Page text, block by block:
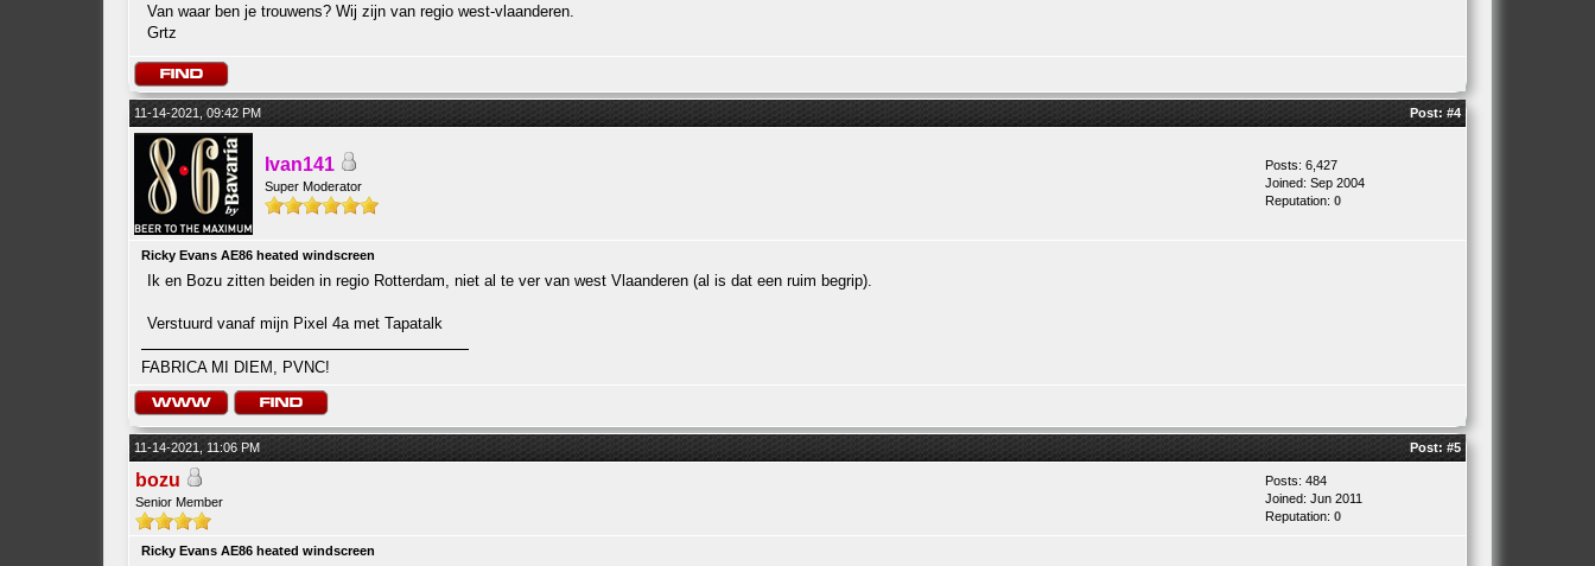
Van waar ben je trouwens? Wij zijn van regio west-vlaanderen.
Grtz
11-14-2021, 09:42 PM Post: #4
Ivan141
Super Moderator
Posts: 6,427
Joined: Sep 2004
Reputation: 0
Ricky Evans AE86 heated windscreen
Ik en Bozu zitten beiden in regio Rotterdam, niet al te ver van west Vlaanderen (al is dat een ruim begrip).
Verstuurd vanaf mijn Pixel 4a met Tapatalk
FABRICA MI DIEM, PVNC!
11-14-2021, 11:06 PM Post: #5
bozu
Senior Member
Posts: 484
Joined: Jun 2011
Reputation: 0
Ricky Evans AE86 heated windscreen